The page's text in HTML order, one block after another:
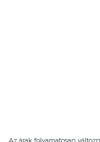
Az árak folyamatosan